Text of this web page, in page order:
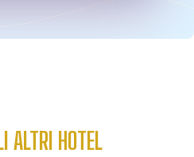
ALTRI HOTEL